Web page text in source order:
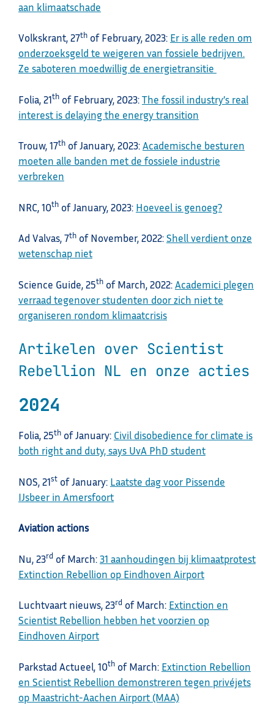
aan klimaatschade
Volkskrant, 27th of February, 2023: Er is alle reden om
onderzoeksgeld te weigeren van fossiele bedrijven.
Ze saboteren moedwillig de energietransitie
Folia, 21th of February, 2023:The fossil industry’s real
interest is delaying the energy transition
Trouw, 17th of January, 2023:Academische besturen
moeten alle banden met de fossiele industrie
verbreken
NRC, 10th of January, 2023: Hoeveel is genoeg?
Ad Valvas, 7th of November, 2022:Shell verdient onze
wetenschap niet
Science Guide, 25th of March, 2022:Academici plegen
verraad tegenover studenten door zich niet te
organiseren rondom klimaatcrisis
Artikelen over Scientist
Rebellion NL en onze acties
2024
Folia, 25th of January: Civil disobedience for climate is
both right and duty, says UvA PhD student
NOS, 21st of January: Laatste dag voor Pissende
IJsbeer in Amersfoort
Aviation actions
Nu, 23rd of March:31 aanhoudingen bij klimaatprotest
Extinction Rebellion op Eindhoven Airport
Luchtvaart nieuws, 23rd of March: Extinction en
Scientist Rebellion hebben het voorzien op
Eindhoven Airport
Parkstad Actueel, 10th of March: Extinction Rebellion
en Scientist Rebellion demonstreren tegen privéjets
op Maastricht-Aachen Airport (MAA)